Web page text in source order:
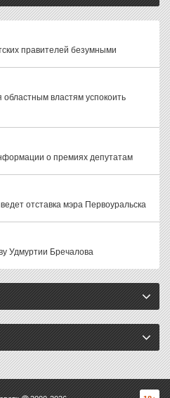
правителей безумными
областным властям успокоить
о премиях депутатам
отставка мэра Первоуральска
Удмуртии Бречалова